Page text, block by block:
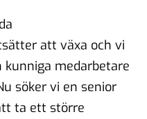
att växa och vi
kunniga medarbetare
söker vi en senior
ta ett större